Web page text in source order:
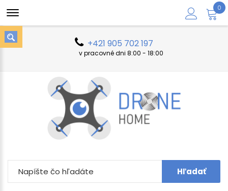
+421 905 702 197
v pracovné dni 8:00 - 18:00
0
Hľadať